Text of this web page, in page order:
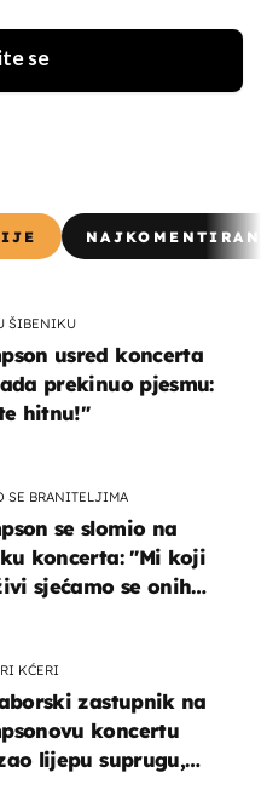
se
ŠIBENIKU
usred koncerta
prekinuo pjesmu:
hitnu!"
SE BRANITELJIMA
se slomio na
koncerta: "Mi koji
sjećamo se onih
KĆERI
zastupnik na
koncertu
lijepu suprugu,